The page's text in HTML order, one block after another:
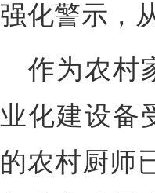
强化警示，
作为农村
业化建设备
的农村厨师